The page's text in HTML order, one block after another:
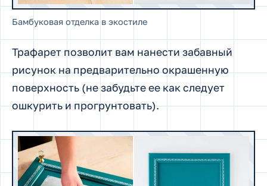
Бамбуковая отделка в экостиле
Трафарет позволит вам нанести забавный
рисунок на предварительно окрашенную
поверхность (не забудьте ее как следует
ошкурить и прогрунтовать).